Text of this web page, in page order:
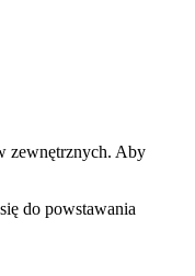
zewnętrznych. Aby
do powstawania